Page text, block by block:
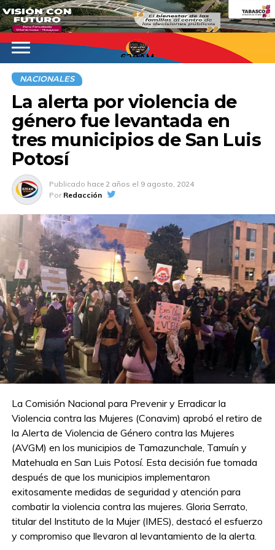
620AM
NACIONALES
La alerta por violencia de
género fue levantada en
tres municipios de San Luis
Potosí
Publicado hace 2 años el 9 agosto, 2024
Por Redacción
La Comisión Nacional para Prevenir y Erradicar la
Violencia contra las Mujeres (Conavim) aprobó el retiro de
la Alerta de Violencia de Género contra las Mujeres
(AVGM) en los municipios de Tamazunchale, Tamuín y
Matehuala en San Luis Potosí. Esta decisión fue tomada
después de que los municipios implementaron
exitosamente medidas de seguridad y atención para
combatir la violencia contra las mujeres. Gloria Serrato,
titular del Instituto de la Mujer (IMES), destacó el esfuerzo
y compromiso que llevaron al levantamiento de la alerta.